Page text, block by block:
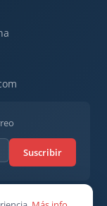
Suscribir